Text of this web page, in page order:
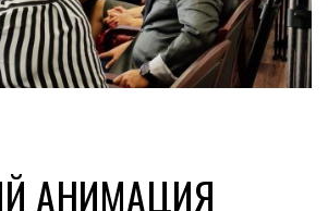
АНИМАЦИЯ